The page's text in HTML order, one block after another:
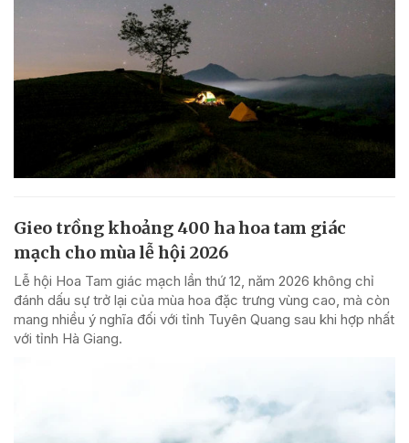
Gieo trồng khoảng 400 ha hoa tam giác
mạch cho mùa lễ hội 2026
Lễ hội Hoa Tam giác mạch lần thứ 12, năm 2026 không chỉ
đánh dấu sự trở lại của mùa hoa đặc trưng vùng cao, mà còn
mang nhiều ý nghĩa đối với tỉnh Tuyên Quang sau khi hợp nhất
với tỉnh Hà Giang.